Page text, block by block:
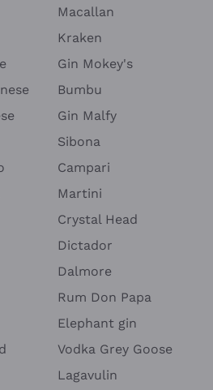
Macallan
Kraken
Gin Mokey's
Bumbu
Gin Malfy
Sibona
Campari
Martini
Crystal Head
Dictador
Dalmore
Rum Don Papa
Elephant gin
Vodka Grey Goose
Lagavulin